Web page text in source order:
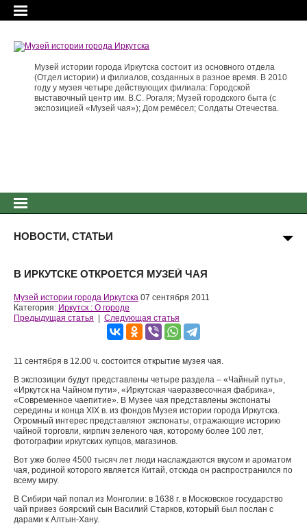
Музей истории города Иркутска состоит из основного отдела
(Отдел истории) и филиалов, созданных в разное время. В 2010
году у музея четыре действующих филиала: Городской
выставочный центр им. В.С. Рогаля; Музей городского быта (с
экспозицией «Музей чая»); Дом ремёсел; Солдаты Отечества.
НОВОСТИ, СТАТЬИ
В ИРКУТСКЕ ОТКРОЕТСЯ МУЗЕЙ ЧАЯ
Музей истории города Иркутска 07 сентября 2011
Категория: Иркутск : О городе
Предыдущая статья
Следующая статья
11 сентября в 12.00 ч. состоится открытие музея чая.
В экспозиции будут представлены четыре раздела – «Чайный путь»,
«Иркутск на Чайном пути», «Иркутская чаеразвесочная фабрика»,
«Современное чаепитие». В Музее чая представлены экспонаты
середины и конца XIX в. из фондов Музея истории города Иркутска.
Огромный интерес представляют экспонаты, отражающие историю
чайной торговли, кирпич зеленого чая, которому более 100 лет,
фотографии иркутских купцов, магазинов.
Вот уже более 4500 тысяч лет люди наслаждаются вкусом и ароматом
чая, родиной которого является Китай, отсюда он распространился по
всему миру.
В Сибири чай попал из Монголии: в 1638 г. в Московское государство
чай привез боярский сын Василий Старков, который был послан с
дарами к Алтын-Хану.